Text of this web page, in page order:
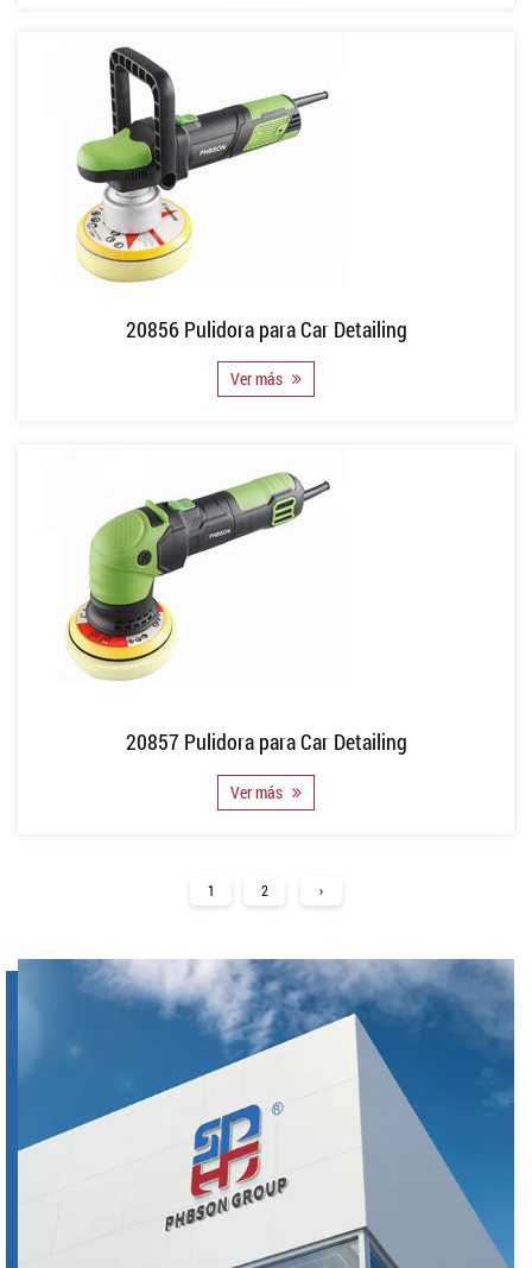
20856 Pulidora para Car Detailing
Ver más
20857 Pulidora para Car Detailing
Ver más
1 2 ›